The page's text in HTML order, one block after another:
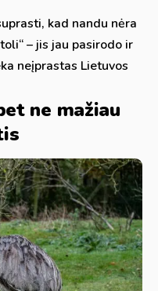
kad nandu nėra
– jis jau pasirodo ir
neįprastas Lietuvos
ne mažiau